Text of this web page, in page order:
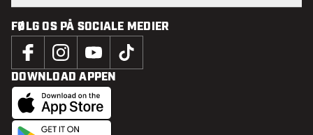
FØLG OS PÅ SOCIALE MEDIER
DOWNLOAD APPEN